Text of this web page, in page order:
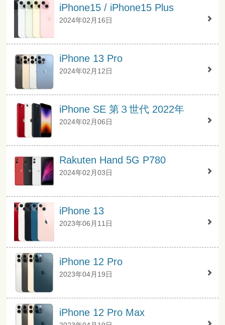
iPhone15 / iPhone15 Plus
2024年02月16日
iPhone 13 Pro
2024年02月12日
iPhone SE 第３世代 2022年
2024年02月06日
Rakuten Hand 5G P780
2024年02月03日
iPhone 13
2023年06月11日
iPhone 12 Pro
2023年04月19日
iPhone 12 Pro Max